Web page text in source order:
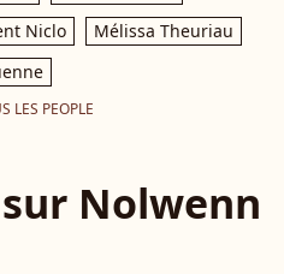
Niclo
Mélissa Theuriau
LES PEOPLE
Nolwenn